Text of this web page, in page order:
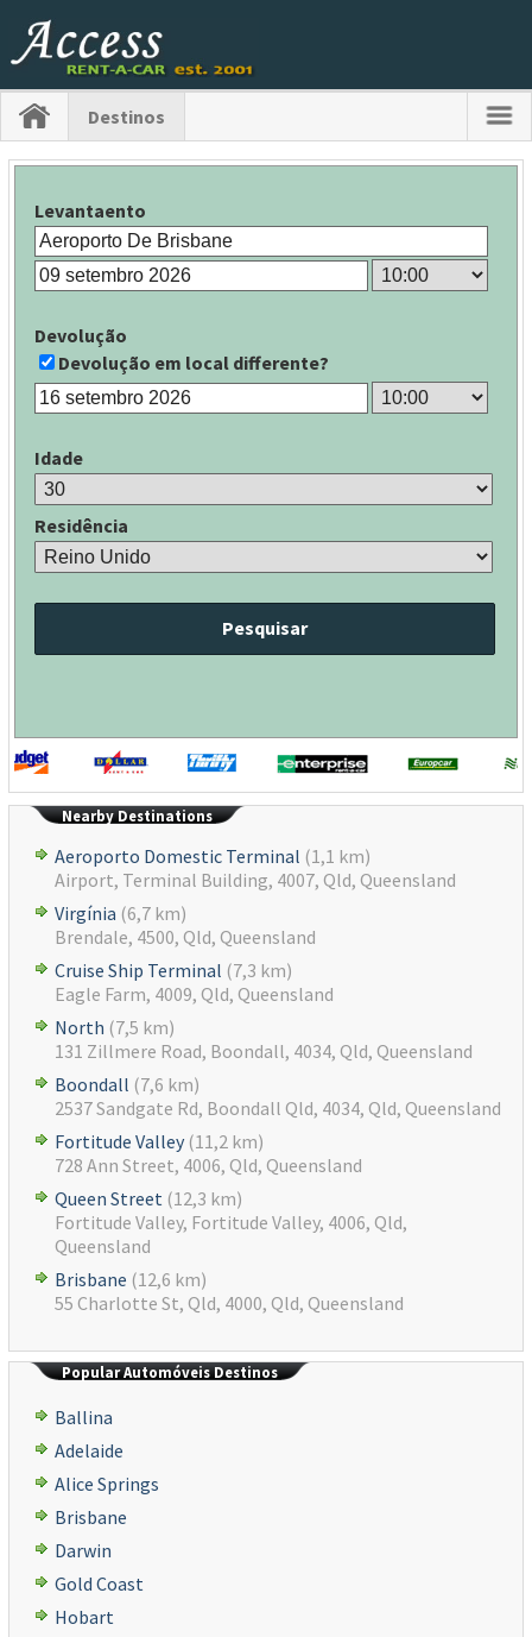
Destinos
Levantaento
Devolução
Devolução em local differente?
Idade
Residência
Pesquisar
Nearby Destinations
Aeroporto Domestic Terminal (1,1 km)
Airport, Terminal Building, 4007, Qld, Queensland
Virgínia (6,7 km)
Brendale, 4500, Qld, Queensland
Cruise Ship Terminal (7,3 km)
Eagle Farm, 4009, Qld, Queensland
North (7,5 km)
131 Zillmere Road, Boondall, 4034, Qld, Queensland
Boondall (7,6 km)
2537 Sandgate Rd, Boondall Qld, 4034, Qld, Queensland
Fortitude Valley(11,2 km)
728 Ann Street, 4006, Qld, Queensland
Queen Street (12,3 km)
Fortitude Valley, Fortitude Valley, 4006, Qld,
Queensland
Brisbane (12,6 km)
55 Charlotte St, Qld, 4000, Qld, Queensland
Popular Automóveis Destinos
Ballina
Adelaide
Alice Springs
Brisbane
Darwin
Gold Coast
Hobart